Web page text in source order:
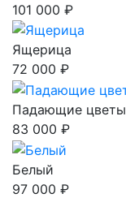
101 000 ₽
Ящерица
72 000 ₽
Падающие цветы
83 000 ₽
Белый
97 000 ₽